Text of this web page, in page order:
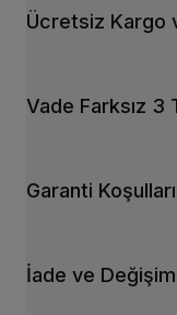
Ücretsiz Kargo
Vade Farksız 3
Garanti Koşulları
İade ve